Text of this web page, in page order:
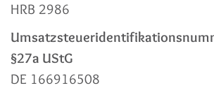
HRB 2986
§27a UStG
DE 166916508